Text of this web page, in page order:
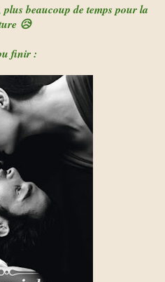
beaucoup de temps pour la
😥
finir :